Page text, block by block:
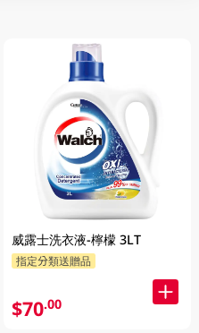
威露士洗衣液-檸檬 3LT
指定分類送贈品
$70.00